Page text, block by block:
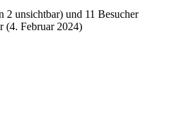
2 unsichtbar) und 11 Besucher
(4. Februar 2024)